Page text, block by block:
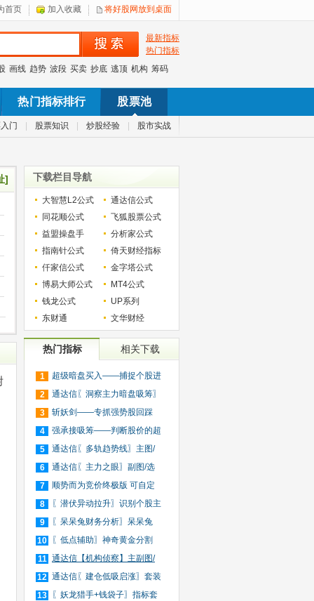
首页 加入收藏 将好股网放到桌面
最新指标
热门指标
画线 趋势 波段 买卖 抄底 逃顶 机构 筹码
热门指标排行 股票池
门 股票知识 炒股经验 股市实战
] 下载栏目导航
大智慧L2公式
通达信公式
同花顺公式
飞狐股票公式
益盟操盘手
分析家公式
指南针公式
倚天财经指标
仟家信公式
金字塔公式
博易大师公式
MT4公式
钱龙公式
UP系列
东财通
文华财经
热门指标 相关下载
1
超级暗盘买入——捕捉个股进
入
2
通达信〖洞察主力暗盘吸筹〗
捕
3
斩妖剑——专抓强势股回踩
20日
4
强承接吸筹——判断股价的超
买
5
通达信〖多轨趋势线〗主图/
选
6
通达信〖主力之眼〗副图/选
股
7
顺势而为竞价终极版 可自定
义
8
〖潜伏异动拉升〗识别个股主
力
9
〖呆呆兔财务分析〗呆呆兔
F10
10
〖低点辅助〗神奇黄金分割
+趋
11 通达信【机构侦察】主副图/
选
12 通达信〖建仓低吸启涨〗套装
指
13
〖妖龙猎手+钱袋子〗指标套